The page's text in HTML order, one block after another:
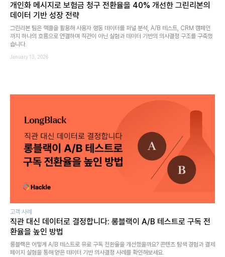
개인화 메시지로 보험금 청구 전환율을 40% 개선한 그린리본의
데이터 기반 성장 전략
그린리본 팀은 핵클을 활용해 사용자 행동 데이터를 퍼널 분석, A/B 테스트, CRM 캠페인
까지 하나의 흐름으로 연결하며 직관이 아닌 실험과 데이터 기반의 의사결정 구조를 구축했
습니다.
January 13, 2026
고객 사례
직관 대신 데이터로 결정합니다: 롱블랙이 A/B 테스트로 구독 전
환율을 높인 방법
롱블랙은 어떻게 A/B 테스트로 유료 구독 전환율을 개선했을까요? 콘텐츠 탐색 경험과 결제
페이지 실험을 통해 얻은 데이터 기반 의사결정 사례를 확인해보세요.